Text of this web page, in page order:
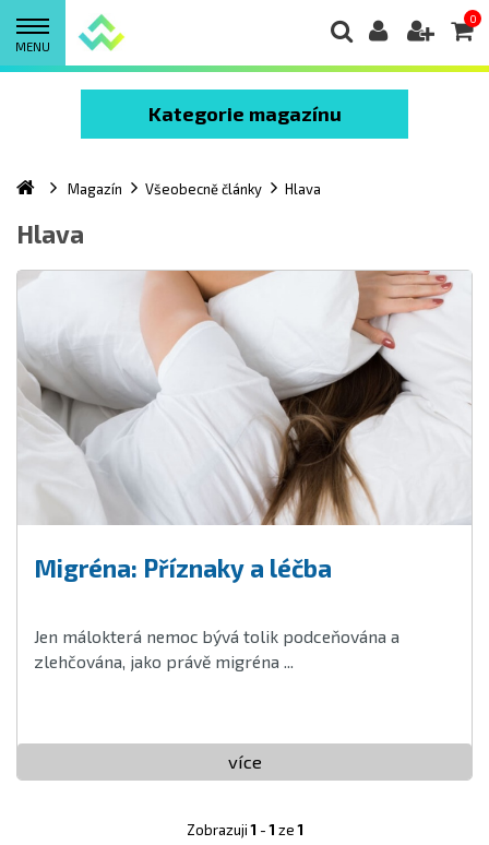
MENU
0
Kategorie magazínu
Magazín Všeobecně články Hlava
Hlava
Migréna: Příznaky a léčba
Jen málokterá nemoc bývá tolik podceňována a
zlehčována, jako právě migréna ...
více
Zobrazuji1 -1 ze1